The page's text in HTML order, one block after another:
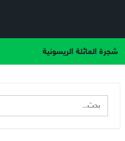
شجرة العائلة الريسونية